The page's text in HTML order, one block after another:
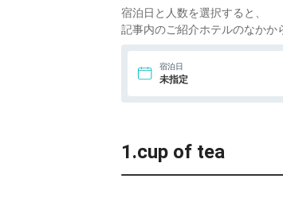
宿泊日と人数を選択すると、
記事内のご紹介ホテルのなかか
宿泊日
未指定
1.cup of tea